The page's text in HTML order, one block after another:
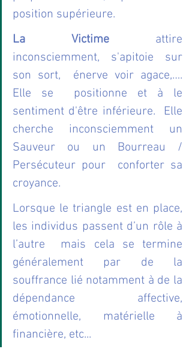
position supérieure.
La Victime attire
inconsciemment, s'apitoie sur
son sort,  énerve voir agace,….
Elle se  positionne et à le
sentiment d'être inférieure.  Elle
cherche inconsciemment un
Sauveur ou un Bourreau /
Persécuteur pour  conforter sa
croyance.
Lorsque le triangle est en place,
les individus passent d’un rôle à
l’autre  mais cela se termine
généralement par de la
souffrance lié notamment à de la
dépendance affective,
émotionnelle, matérielle à
financière, etc...